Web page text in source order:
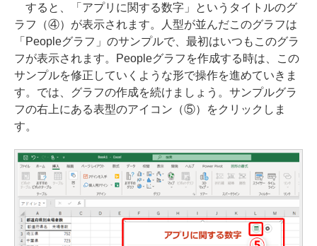
すると、「アプリに関する数字」というタイトルのグ
ラフ（④）が表示されます。人型が並んだこのグラフは
「Peopleグラフ」のサンプルで、最初はいつもこのグラ
フが表示されます。Peopleグラフを作成する時は、この
サンプルを修正していくような形で操作を進めていきま
す。では、グラフの作成を続けましょう。サンプルグラ
フの右上にある表型のアイコン（⑤）をクリックしま
す。